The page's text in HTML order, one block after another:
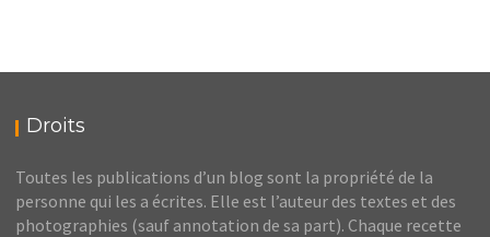
Droits
Toutes les publications d’un blog sont la propriété de la
personne qui les a écrites. Elle est l’auteur des textes et des
photographies (sauf annotation de sa part). Chaque recette